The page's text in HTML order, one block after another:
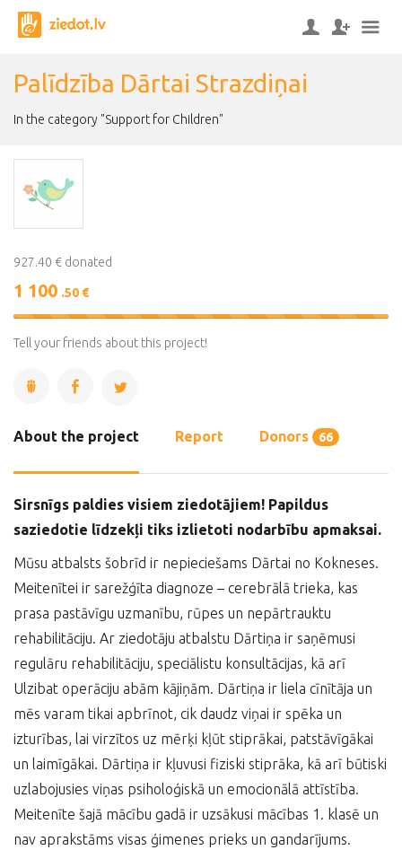
Palīdzība Dārtai Strazdiņai
In the category "Support for Children"
927.40 € donated
1 100 .50 €
119%
Tell your friends about this project!
About the project Report Donors 66
Sirsnīgs paldies visiem ziedotājiem! Papildus
saziedotie līdzekļi tiks izlietoti nodarbību apmaksai.
Mūsu atbalsts šobrīd ir nepieciešams Dārtai no Kokneses.
Meitenītei ir sarežģīta diagnoze – cerebrālā trieka, kas
prasa pastāvīgu uzmanību, rūpes un nepārtrauktu
rehabilitāciju. Ar ziedotāju atbalstu Dārtiņa ir saņēmusi
regulāru rehabilitāciju, speciālistu konsultācijas, kā arī
Ulzibat operāciju abām kājiņām. Dārtiņa ir liela cīnītāja un
mēs varam tikai apbrīnot, cik daudz viņai ir spēka un
izturības, lai virzītos uz mērķi kļūt stiprākai, patstāvīgākai
un laimīgākai. Dārtiņa ir kļuvusi fiziski stiprāka, kā arī būtiski
uzlabojusies viņas psiholoģiskā un emocionālā attīstība.
Meitenīte šajā mācību gadā ir uzsākusi mācības 1. klasē un
nav aprakstāms visas ģimenes prieks un gandarījums.